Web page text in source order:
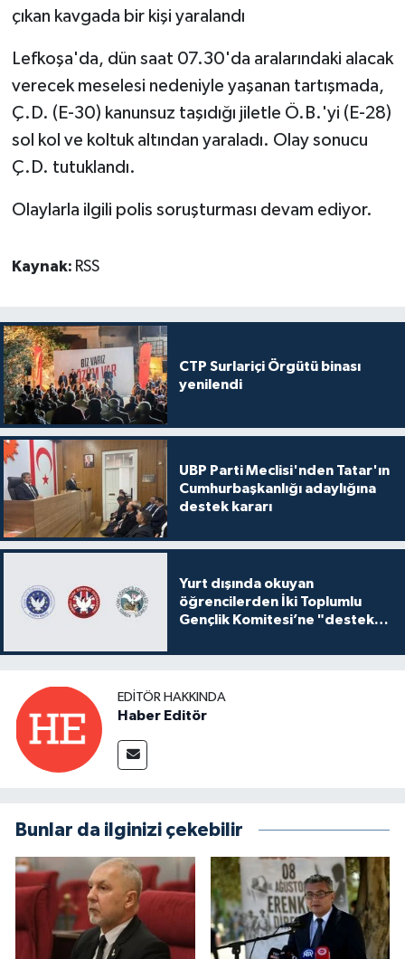
çıkan kavgada bir kişi yaralandı
Lefkoşa'da, dün saat 07.30'da aralarındaki alacak
verecek meselesi nedeniyle yaşanan tartışmada,
Ç.D. (E-30) kanunsuz taşıdığı jiletle Ö.B.'yi (E-28)
sol kol ve koltuk altından yaraladı. Olay sonucu
Ç.D. tutuklandı.
Olaylarla ilgili polis soruşturması devam ediyor.
Kaynak: RSS
CTP Surlariçi Örgütü binası
yenilendi
UBP Parti Meclisi'nden Tatar'ın
Cumhurbaşkanlığı adaylığına
destek kararı
Yurt dışında okuyan
öğrencilerden İki Toplumlu
Gençlik Komitesi’ne "destek
EDITÖR HAKKINDA
Haber Editör
Bunlar da ilginizi çekebilir